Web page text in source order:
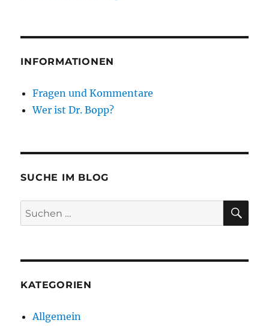
INFORMATIONEN
Fragen und Kommentare
Wer ist Dr. Bopp?
SUCHE IM BLOG
Suchen
nach:
KATEGORIEN
Allgemein